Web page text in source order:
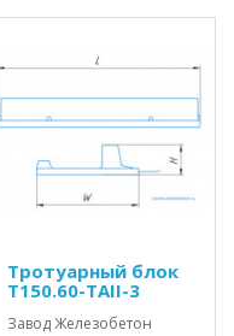
Тротуарный блок
Т150.60-TAII-3
Завод Железобетон